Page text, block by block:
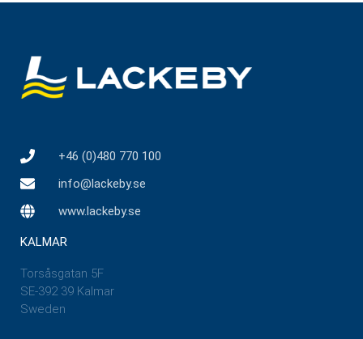
+46 (0)480 770 100
info@lackeby.se
www.lackeby.se
KALMAR
Torsåsgatan 5F
SE-392 39 Kalmar
Sweden